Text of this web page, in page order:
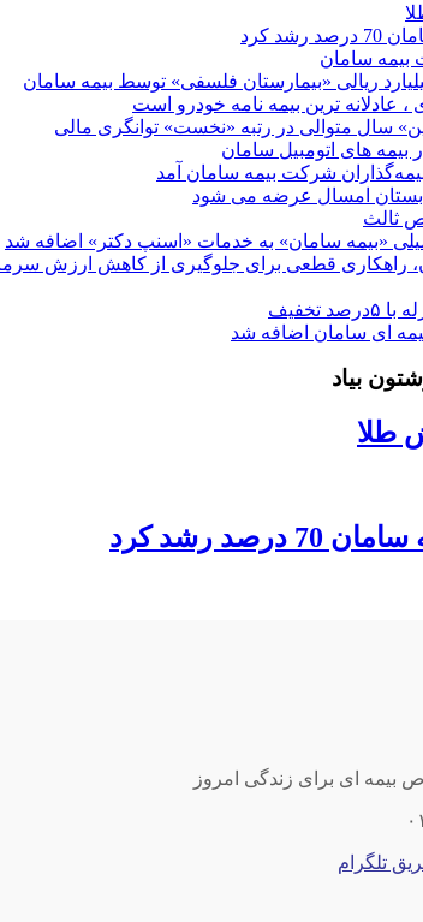
کرد
بیمه سامان
، عادلانه ترین بیمه نامه خودرو است
سال متوالی در رتبه «نخست» توانگری مالی
بیمه های اتومبیل سامان
شرکت بیمه سامان آمد
تابستان امسال عرضه می شود
ثالث
«بیمه سامان» به خدمات «اسنپ‌ دکتر» اضافه شد
راهکاری قطعی برای جلوگیری از کاهش ارزش
تخفیف
ای سامان اضافه شد
بیاد
طلا
رشد کرد
بیمه ای برای زندگی امروز
تلگرام